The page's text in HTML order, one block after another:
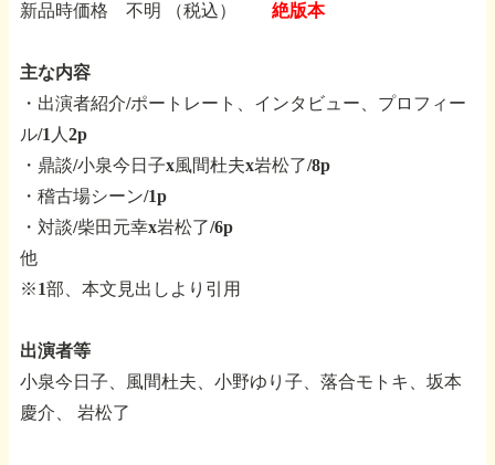
新品時価格 不明 （税込） 絶版本
主な内容
・出演者紹介/ポートレート、インタビュー、プロフィー
ル/1人2p
・鼎談/小泉今日子x風間杜夫x岩松了/8p
・稽古場シーン/1p
・対談/柴田元幸x岩松了/6p
他
※1部、本文見出しより引用
出演者等
小泉今日子、風間杜夫、小野ゆり子、落合モトキ、坂本
慶介、
岩松了